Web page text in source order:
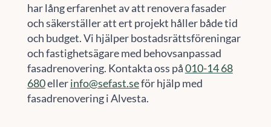
har lång erfarenhet av att renovera fasader
och säkerställer att ert projekt håller både tid
och budget. Vi hjälper bostadsrättsföreningar
och fastighetsägare med behovsanpassad
fasadrenovering. Kontakta oss på010-14 68
680ellerinfo@sefast.seför hjälp med
fasadrenovering i Alvesta.